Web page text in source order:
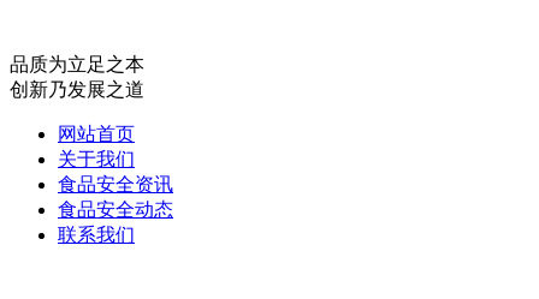
品质为立足之本
创新乃发展之道
网站首页
关于我们
食品安全资讯
食品安全动态
联系我们